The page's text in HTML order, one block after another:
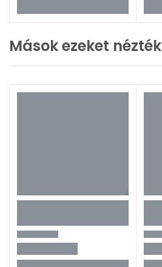
Mások ezeket nézték